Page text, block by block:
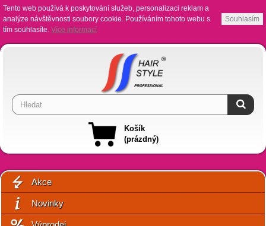
Tento web používá k poskytování služeb, personalizaci reklam a
analýze návštěvnosti soubory cookie. Používáním tohoto webu s
tím souhlasíte. Více informací
Souhlasím
Košík
(prázdný)
Akce
Novinky